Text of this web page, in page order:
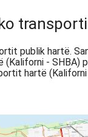
publik hartë.
- SHBA)
hartë